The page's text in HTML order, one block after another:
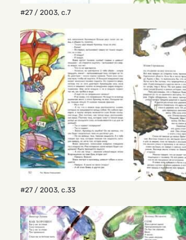
#27 / 2003, с.7
#27 / 2003, с.33